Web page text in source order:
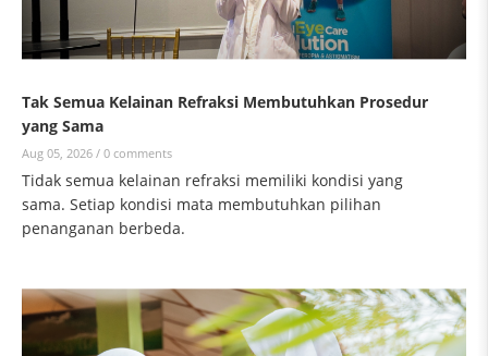
Tak Semua Kelainan Refraksi Membutuhkan Prosedur
yang Sama
Aug 05, 2026 / 0 comments
Tidak semua kelainan refraksi memiliki kondisi yang
sama. Setiap kondisi mata membutuhkan pilihan
penanganan berbeda.